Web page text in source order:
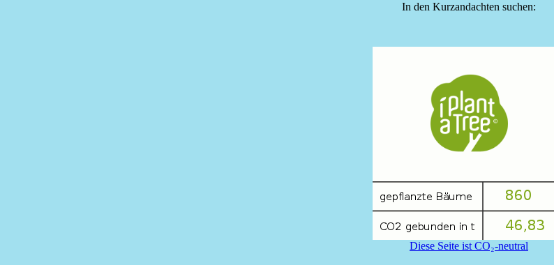
In den Kurzandachten suchen:
Diese Seite ist CO₂-neutral